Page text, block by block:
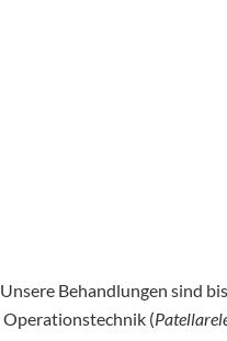
Unsere Behandlungen sind
Operationstechnik (